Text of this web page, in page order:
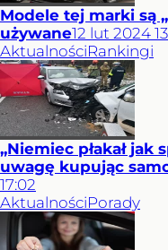
Modele tej marki są
używane12 lut 2024
AktualnościRankingi
„Niemiec płakał jak
uwagę kupując
17:02
AktualnościPorady